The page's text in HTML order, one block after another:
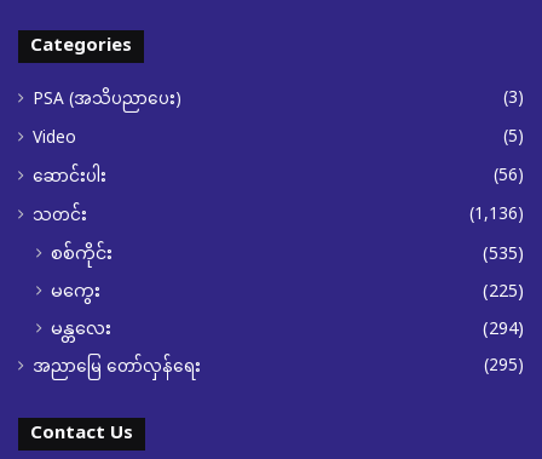
Categories
PSA (အသိပညာပေး)
(3)
Video
(5)
ဆောင်းပါး
(56)
သတင်း
(1,136)
စစ်ကိုင်း
(535)
မကွေး
(225)
မန္တလေး
(294)
အညာမြေ တော်လှန်ရေး (295)
Contact Us